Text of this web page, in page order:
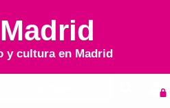
y cultura en Madrid